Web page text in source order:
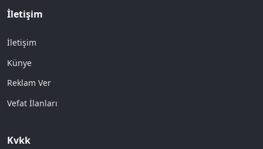
İletişim
İletişim
Künye
Reklam Ver
Vefat İlanları
Kvkk